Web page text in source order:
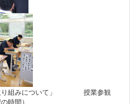
取り組みについて」 授業参観
時間）